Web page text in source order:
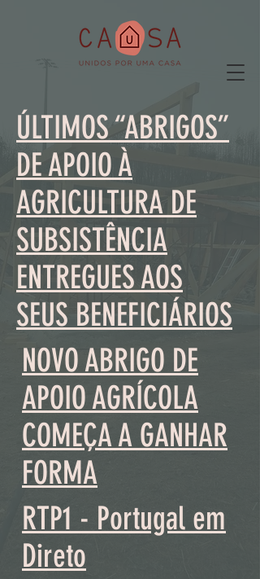
ÚLTIMOS “ABRIGOS”
DE APOIO À
AGRICULTURA DE
SUBSISTÊNCIA
ENTREGUES AOS
SEUS BENEFICIÁRIOS
NOVO ABRIGO DE
APOIO AGRÍCOLA
COMEÇA A GANHAR
FORMA
RTP1 - Portugal em
Direto